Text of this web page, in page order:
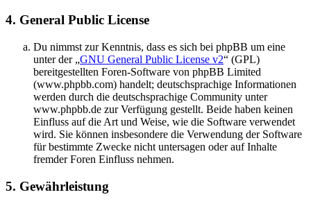
4. General Public License
Du nimmst zur Kenntnis, dass es sich bei phpBB um eine
unter der „GNU General Public License v2“ (GPL)
bereitgestellten Foren-Software von phpBB Limited
(www.phpbb.com) handelt; deutschsprachige Informationen
werden durch die deutschsprachige Community unter
www.phpbb.de zur Verfügung gestellt. Beide haben keinen
Einfluss auf die Art und Weise, wie die Software verwendet
wird. Sie können insbesondere die Verwendung der Software
für bestimmte Zwecke nicht untersagen oder auf Inhalte
fremder Foren Einfluss nehmen.
5. Gewährleistung